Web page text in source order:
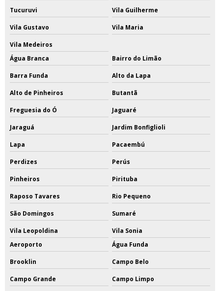
Tucuruvi Vila Guilherme
Vila Gustavo Vila Maria
Vila Medeiros
Água Branca
Bairro do Limão
Barra Funda Alto da Lapa
Alto de Pinheiros Butantã
Freguesia do Ó Jaguaré
Jaraguá Jardim Bonfiglioli
Lapa Pacaembú
Perdizes Perús
Pinheiros Pirituba
Raposo Tavares Rio Pequeno
São Domingos Sumaré
Vila Leopoldina
Vila Sonia
Aeroporto
Água Funda
Brooklin Campo Belo
Campo Grande Campo Limpo